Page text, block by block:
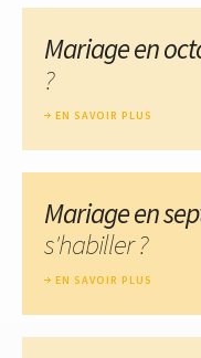
Mariage en
?
EN SAVOIR PLUS
Mariage en
s'habiller ?
EN SAVOIR PLUS